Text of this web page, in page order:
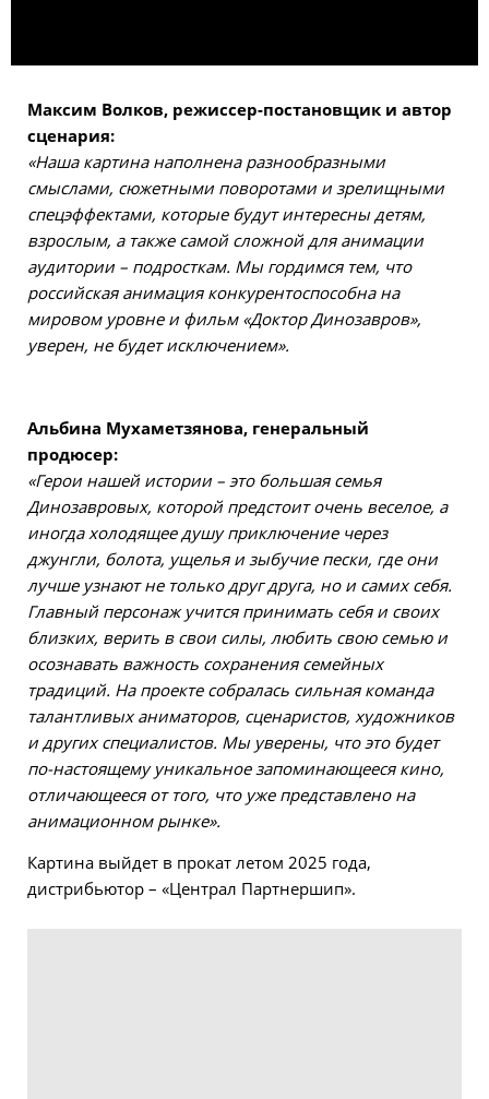
Максим Волков, режиссер-постановщик и автор
сценария:
«Наша картина наполнена разнообразными
смыслами, сюжетными поворотами и зрелищными
спецэффектами, которые будут интересны детям,
взрослым, а также самой сложной для анимации
аудитории – подросткам. Мы гордимся тем, что
российская анимация конкурентоспособна на
мировом уровне и фильм «Доктор Динозавров»,
уверен, не будет исключением».
Альбина Мухаметзянова, генеральный
продюсер:
«Герои нашей истории – это большая семья
Динозавровых, которой предстоит очень веселое, а
иногда холодящее душу приключение через
джунгли, болота, ущелья и зыбучие пески, где они
лучше узнают не только друг друга, но и самих себя.
Главный персонаж учится принимать себя и своих
близких, верить в свои силы, любить свою семью и
осознавать важность сохранения семейных
традиций. На проекте собралась сильная команда
талантливых аниматоров, сценаристов, художников
и других специалистов. Мы уверены, что это будет
по-настоящему уникальное запоминающееся кино,
отличающееся от того, что уже представлено на
анимационном рынке».
Картина выйдет в прокат летом 2025 года,
дистрибьютор – «Централ Партнершип».